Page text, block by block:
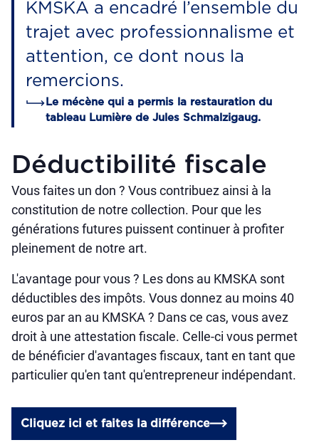
KMSKA a encadré l’ensemble du
trajet avec professionnalisme et
attention, ce dont nous la
remercions.
Le mécène qui a permis la restauration du
tableau Lumière de Jules Schmalzigaug.
Déductibilité fiscale
Vous faites un don ? Vous contribuez ainsi à la
constitution de notre collection. Pour que les
générations futures puissent continuer à profiter
pleinement de notre art.
L'avantage pour vous ? Les dons au KMSKA sont
déductibles des impôts. Vous donnez au moins 40
euros par an au KMSKA ? Dans ce cas, vous avez
droit à une attestation fiscale. Celle-ci vous permet
de bénéficier d'avantages fiscaux, tant en tant que
particulier qu'en tant qu'entrepreneur indépendant.
Cliquez ici et faites la différence